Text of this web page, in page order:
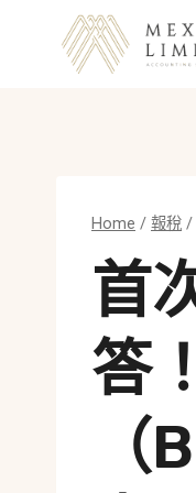
Home / 報稅 /
首
答